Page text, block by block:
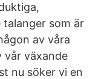
talanger som är
av våra
vår växande
nu söker vi en